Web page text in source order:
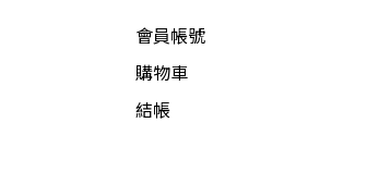
會員帳號
購物車
結帳